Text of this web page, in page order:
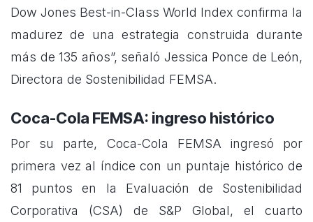
Dow Jones Best-in-Class World Index confirma la
madurez de una estrategia construida durante
más de 135 años”, señaló Jessica Ponce de León,
Directora de Sostenibilidad FEMSA.
Coca-Cola FEMSA: ingreso histórico
Por su parte, Coca-Cola FEMSA ingresó por
primera vez al índice con un puntaje histórico de
81 puntos en la Evaluación de Sostenibilidad
Corporativa (CSA) de S&P Global, el cuarto